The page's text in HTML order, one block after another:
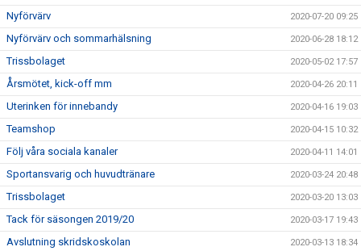
Nyförvärv 2020-07-20 09:25
Nyförvärv och sommarhälsning 2020-06-28 18:12
Trissbolaget 2020-05-02 17:57
Årsmötet, kick-off mm 2020-04-26 20:11
Uterinken för innebandy 2020-04-16 19:03
Teamshop 2020-04-15 10:32
Följ våra sociala kanaler 2020-04-11 14:01
Sportansvarig och huvudtränare 2020-03-24 20:48
Trissbolaget 2020-03-20 13:03
Tack för säsongen 2019/20 2020-03-17 19:43
Avslutning skridskoskolan 2020-03-13 18:34